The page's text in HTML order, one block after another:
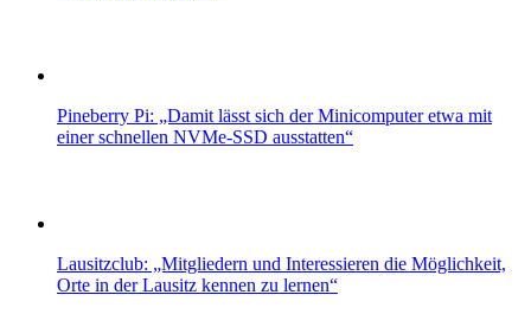
Pineberry Pi: „Damit lässt sich der Minicomputer etwa mit
einer schnellen NVMe-SSD ausstatten“
Lausitzclub: „Mitgliedern und Interessieren die Möglichkeit,
Orte in der Lausitz kennen zu lernen“